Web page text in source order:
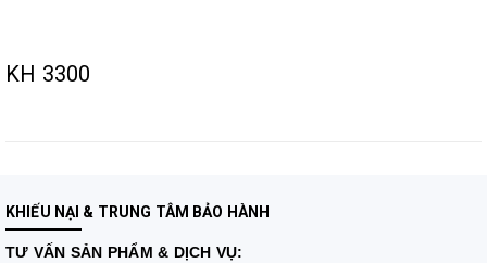
KH 3300
KHIẾU NẠI & TRUNG TÂM BẢO HÀNH
TƯ VẤN SẢN PHẨM & DỊCH VỤ: